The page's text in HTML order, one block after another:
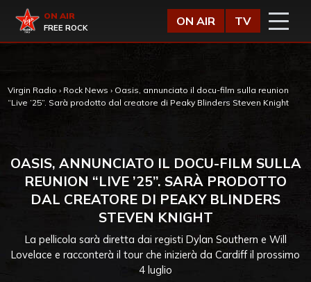
Virgin Radio
ON AIR
FREE ROCK
ON AIR TV
Virgin Radio › Rock News › Oasis, annunciato il docu-film sulla reunion
“Live ’25”. Sarà prodotto dal creatore di Peaky Blinders Steven Knight
OASIS, ANNUNCIATO IL DOCU-FILM SULLA
REUNION “LIVE ’25”. SARÀ PRODOTTO
DAL CREATORE DI PEAKY BLINDERS
STEVEN KNIGHT
La pellicola sarà diretta dai registi Dylan Southern e Will
Lovelace e racconterà il tour che inizierà da Cardiff il prossimo
4 luglio